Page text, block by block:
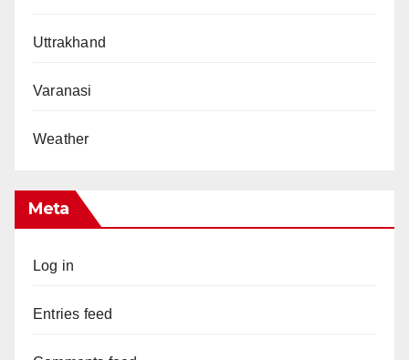
Uttrakhand
Varanasi
Weather
Meta
Log in
Entries feed